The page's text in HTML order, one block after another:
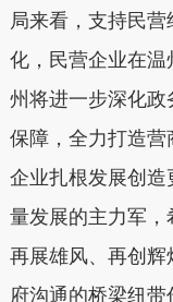
局来看，支持民
化，民营企业在温
州将进一步深化
保障，全力打造营
企业扎根发展创
量发展的主力军，
再展雄风、再创
府沟通的桥梁纽